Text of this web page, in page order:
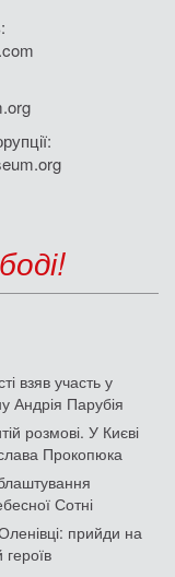
взяв участь у
Андрія Парубія
розмові. У Києві
Прокопюка
Сотні
прийди на